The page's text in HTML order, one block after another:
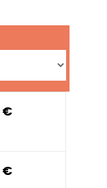
€
€